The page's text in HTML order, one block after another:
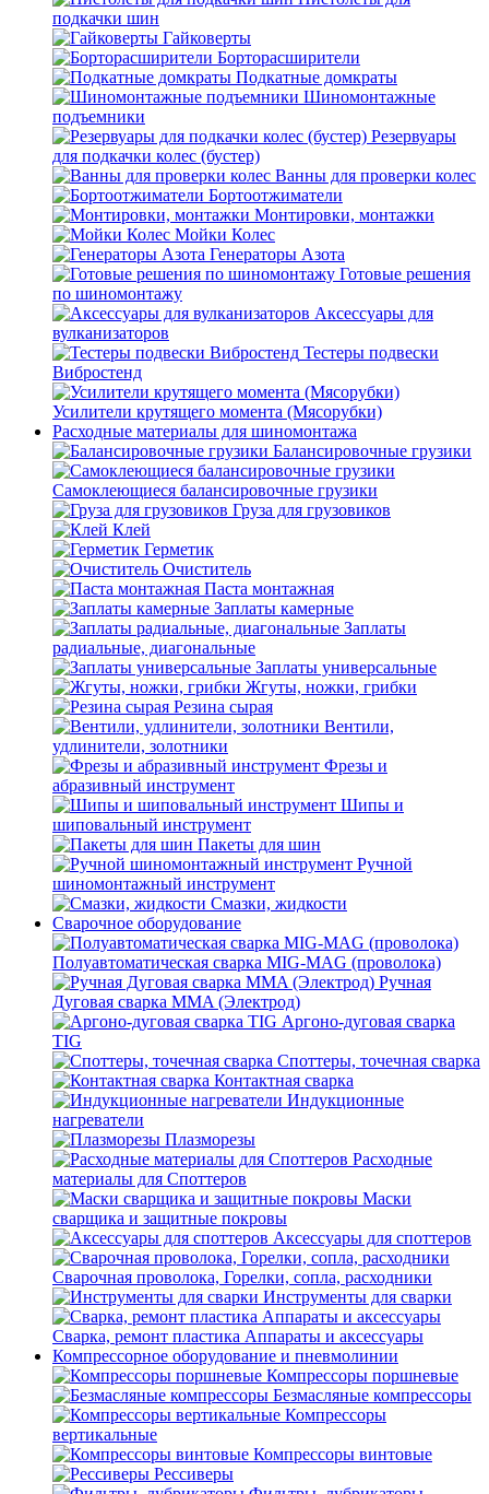
подкачки шин
Гайковерты
Борторасширители
Подкатные домкраты
Шиномонтажные
подъемники
Резервуары
для подкачки колес (бустер)
Ванны для проверки колес
Бортоотжиматели
Монтировки, монтажки
Мойки Колес
Генераторы Азота
Готовые решения
по шиномонтажу
Аксессуары для
вулканизаторов
Тестеры подвески
Вибростенд
Усилители крутящего момента (Мясорубки)
Расходные материалы для шиномонтажа
Балансировочные грузики
Самоклеющиеся балансировочные грузики
Груза для грузовиков
Клей
Герметик
Очиститель
Паста монтажная
Заплаты камерные
Заплаты
радиальные, диагональные
Заплаты универсальные
Жгуты, ножки, грибки
Резина сырая
Вентили,
удлинители, золотники
Фрезы и
абразивный инструмент
Шипы и
шиповальный инструмент
Пакеты для шин
Ручной
шиномонтажный инструмент
Смазки, жидкости
Сварочное оборудование
Полуавтоматическая сварка MIG-MAG (проволока)
Ручная
Дуговая сварка MMA (Электрод)
Аргоно-дуговая сварка
TIG
Споттеры, точечная сварка
Контактная сварка
Индукционные
нагреватели
Плазморезы
Расходные
материалы для Споттеров
Маски
сварщика и защитные покровы
Аксессуары для споттеров
Сварочная проволока, Горелки, сопла, расходники
Инструменты для сварки
Сварка, ремонт пластика Аппараты и аксессуары
Компрессорное оборудование и пневмолинии
Компрессоры поршневые
Безмасляные компрессоры
Компрессоры
вертикальные
Компрессоры винтовые
Рессиверы